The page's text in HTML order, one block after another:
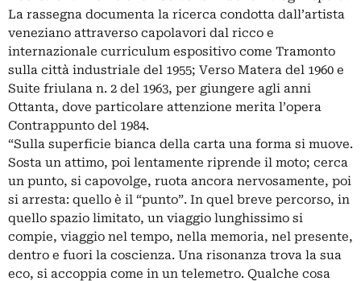
La rassegna documenta la ricerca condotta dall’artista
veneziano attraverso capolavori dal ricco e
internazionale curriculum espositivo come Tramonto
sulla città industriale del 1955; Verso Matera del 1960 e
Suite friulana n. 2 del 1963, per giungere agli anni
Ottanta, dove particolare attenzione merita l’opera
Contrappunto del 1984.
“Sulla superficie bianca della carta una forma si muove.
Sosta un attimo, poi lentamente riprende il moto; cerca
un punto, si capovolge, ruota ancora nervosamente, poi
si arresta: quello è il “punto”. In quel breve percorso, in
quello spazio limitato, un viaggio lunghissimo si
compie, viaggio nel tempo, nella memoria, nel presente,
dentro e fuori la coscienza. Una risonanza trova la sua
eco, si accoppia come in un telemetro. Qualche cosa